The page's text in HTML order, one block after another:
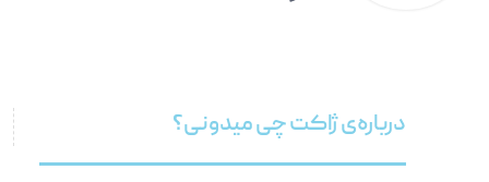
درباره‌ی ژاکت چی میدونی؟